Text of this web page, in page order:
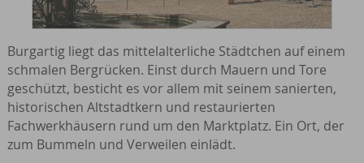
Burgartig liegt das mittelalterliche Städtchen auf einem
schmalen Bergrücken. Einst durch Mauern und Tore
geschützt, besticht es vor allem mit seinem sanierten,
historischen Altstadtkern und restaurierten
Fachwerkhäusern rund um den Marktplatz. Ein Ort, der
zum Bummeln und Verweilen einlädt.